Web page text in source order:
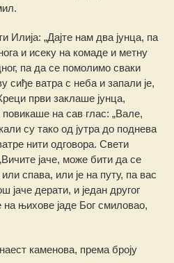
Илија: „Дајте нам два јунца, па
и исеку на комаде и метну
па да се помолимо сваки
сиђе ватра с неба и запали је,
први заклаше јунца,
на сав глас: „Вале,
су тако од јутра до поднева
нити одговора. Свети
јаче, може бити да се
спава, или је на путу, па вас
јаче дерати, и један другог
њихове јаде Бог смиловао,
каменова, према броју